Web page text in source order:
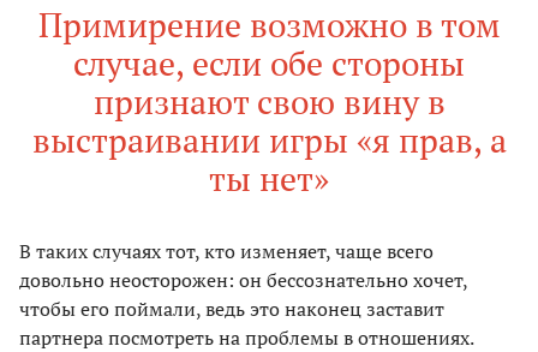
Примирение возможно в том
случае, если обе стороны
признают свою вину в
выстраивании игры «я прав, а
ты нет»
В таких случаях тот, кто изменяет, чаще всего
довольно неосторожен: он бессознательно хочет,
чтобы его поймали, ведь это наконец заставит
партнера посмотреть на проблемы в отношениях.